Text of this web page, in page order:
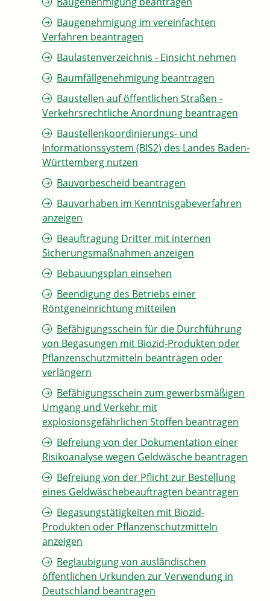
Baugenehmigung im vereinfachten
Verfahren beantragen
Baulastenverzeichnis - Einsicht nehmen
Baumfällgenehmigung beantragen
Baustellen auf öffentlichen Straßen -
Verkehrsrechtliche Anordnung beantragen
Baustellenkoordinierungs- und
Informationssystem (BIS2) des Landes Baden-
Württemberg nutzen
Bauvorbescheid beantragen
Bauvorhaben im Kenntnisgabeverfahren
anzeigen
Beauftragung Dritter mit internen
Sicherungsmaßnahmen anzeigen
Bebauungsplan einsehen
Beendigung des Betriebs einer
Röntgeneinrichtung mitteilen
Befähigungsschein für die Durchführung
von Begasungen mit Biozid-Produkten oder
Pflanzenschutzmitteln beantragen oder
verlängern
Befähigungsschein zum gewerbsmäßigen
Umgang und Verkehr mit
explosionsgefährlichen Stoffen beantragen
Befreiung von der Dokumentation einer
Risikoanalyse wegen Geldwäsche beantragen
Befreiung von der Pflicht zur Bestellung
eines Geldwäschebeauftragten beantragen
Begasungstätigkeiten mit Biozid-
Produkten oder Pflanzenschutzmitteln
anzeigen
Beglaubigung von ausländischen
öffentlichen Urkunden zur Verwendung in
Deutschland beantragen